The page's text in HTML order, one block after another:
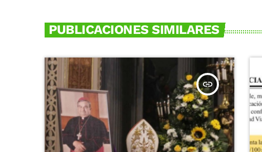
PUBLICACIONES SIMILARES
insert_link